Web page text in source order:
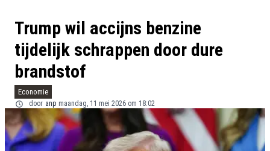
Trump wil accijns benzine
tijdelijk schrappen door dure
brandstof
Economie
door anp maandag, 11 mei 2026 om 18:02